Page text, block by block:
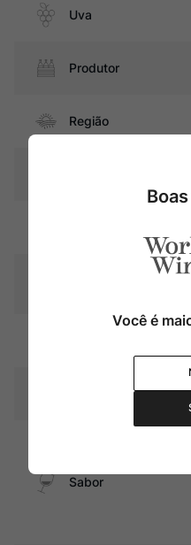
Uva
Produtor
Região
Graduação Alcóoli
Temperatura
Sabor
Você é